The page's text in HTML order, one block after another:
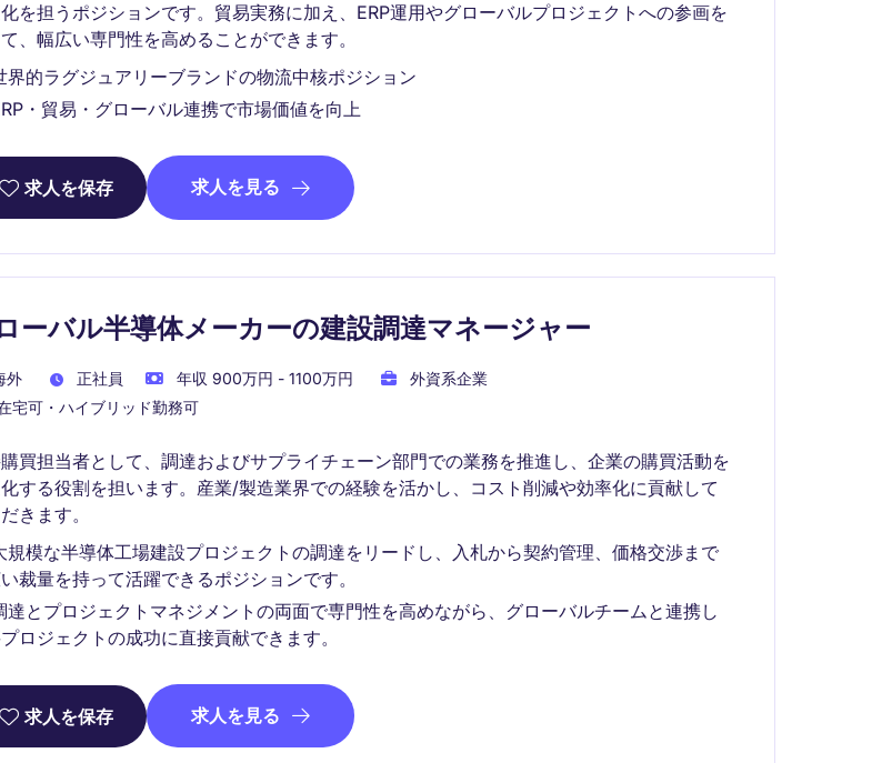
を担うポジションです。貿易実務に加え、ERP運用やグローバルプロジェクトへの参画を
、幅広い専門性を高めることができます。
界的ラグジュアリーブランドの物流中核ポジション
・貿易・グローバル連携で市場価値を向上
求人を保存 求人を見る
ーバル半導体メーカーの建設調達マネージャー
外 正社員 年収 900万円 - 1100万円
外資系企業
宅可・ハイブリッド勤務可
買担当者として、調達およびサプライチェーン部門での業務を推進し、企業の購買活動を
する役割を担います。産業/製造業界での経験を活かし、コスト削減や効率化に貢献して
きます。
規模な半導体工場建設プロジェクトの調達をリードし、入札から契約管理、価格交渉まで
裁量を持って活躍できるポジションです。
達とプロジェクトマネジメントの両面で専門性を高めながら、グローバルチームと連携し
ロジェクトの成功に直接貢献できます。
求人を保存 求人を見る